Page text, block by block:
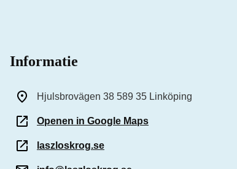
Informatie
Hjulsbrovägen 38 589 35 Linköping
Openen in Google Maps
laszloskrog.se